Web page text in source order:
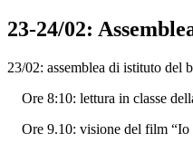
23-24/02:
23/02: assemblea di istituto del
Ore 8:10: lettura in classe
Ore 9.10: visione del film “Io